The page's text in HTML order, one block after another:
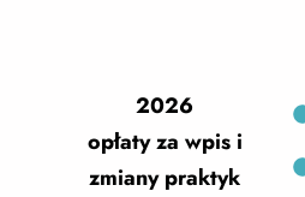
2026
opłaty za wpis i
zmiany praktyk